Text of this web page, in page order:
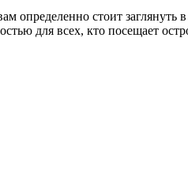
определенно стоит заглянуть в
для всех, кто посещает